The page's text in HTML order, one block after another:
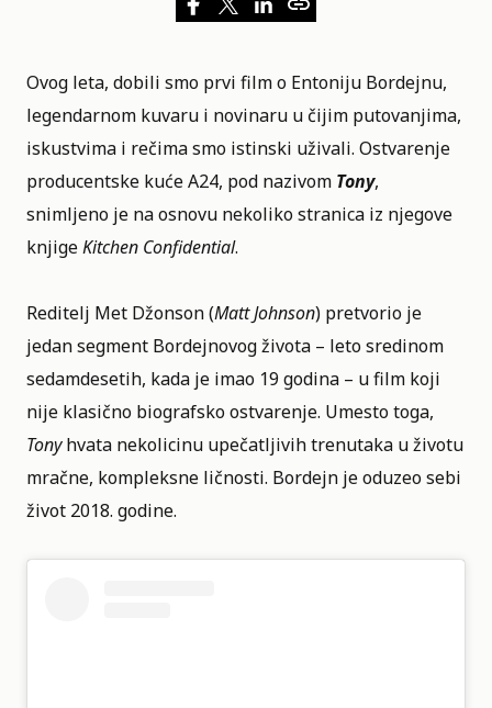
Ovog leta, dobili smo prvi filmo Entoniju Bordejnu,
legendarnom kuvaru i novinaru u čijim putovanjima,
iskustvima i rečima smo istinski uživali. Ostvarenje
producentske kuće A24, pod nazivom Tony,
snimljeno je na osnovu nekoliko stranica iz njegove
knjigeKitchen Confidential.
Reditelj Met Džonson (Matt Johnson) pretvorio je
jedan segment Bordejnovog života – leto sredinom
sedamdesetih, kada je imao 19 godina – u film koji
nije klasično biografsko ostvarenje. Umesto toga,
Tonyhvata nekolicinu upečatljivih trenutaka u životu
mračne, kompleksne ličnosti. Bordejn je oduzeo sebi
život 2018. godine.